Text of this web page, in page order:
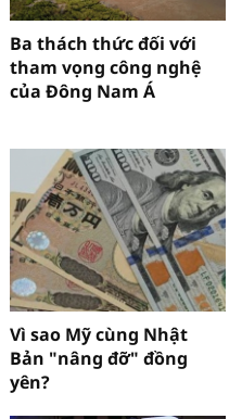
Ba thách thức đối với
tham vọng công nghệ
của Đông Nam Á
Vì sao Mỹ cùng Nhật
Bản "nâng đỡ" đồng
yên?